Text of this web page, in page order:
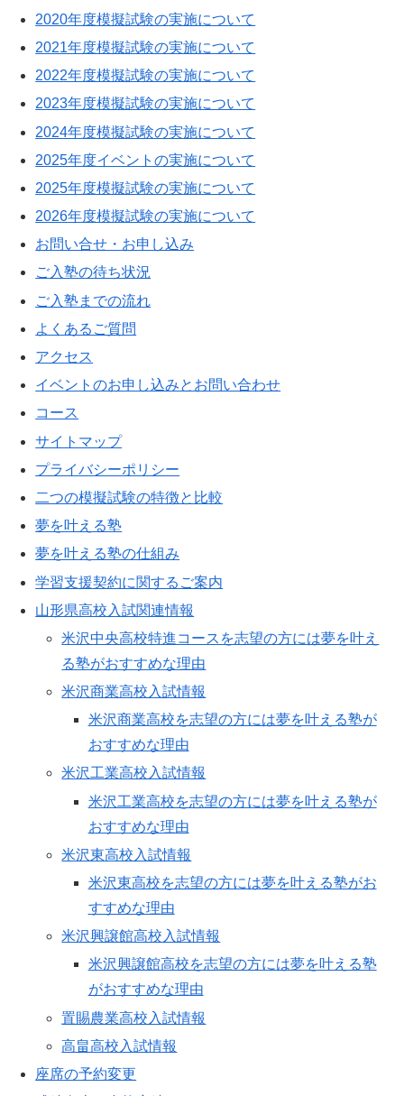
2020年度模擬試験の実施について
2021年度模擬試験の実施について
2022年度模擬試験の実施について
2023年度模擬試験の実施について
2024年度模擬試験の実施について
2025年度イベントの実施について
2025年度模擬試験の実施について
2026年度模擬試験の実施について
お問い合せ・お申し込み
ご入塾の待ち状況
ご入塾までの流れ
よくあるご質問
アクセス
イベントのお申し込みとお問い合わせ
コース
サイトマップ
プライバシーポリシー
二つの模擬試験の特徴と比較
夢を叶える塾
夢を叶える塾の仕組み
学習支援契約に関するご案内
山形県高校入試関連情報
米沢中央高校特進コースを志望の方には夢を叶え
る塾がおすすめな理由
米沢商業高校入試情報
米沢商業高校を志望の方には夢を叶える塾が
おすすめな理由
米沢工業高校入試情報
米沢工業高校を志望の方には夢を叶える塾が
おすすめな理由
米沢東高校入試情報
米沢東高校を志望の方には夢を叶える塾がお
すすめな理由
米沢興譲館高校入試情報
米沢興譲館高校を志望の方には夢を叶える塾
がおすすめな理由
置賜農業高校入試情報
高畠高校入試情報
座席の予約変更